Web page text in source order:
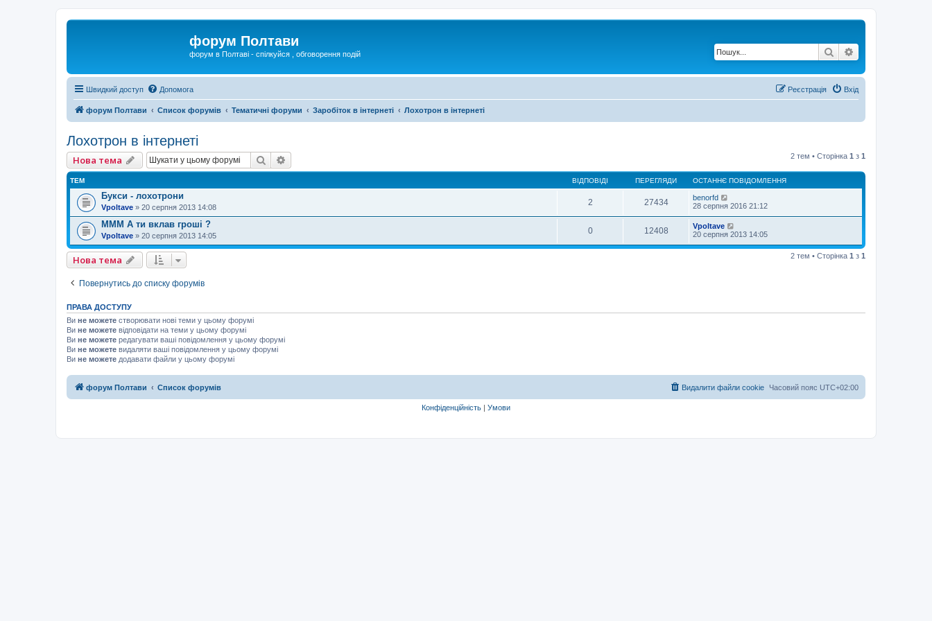
форум Полтави
форум в Полтаві - спілкуйся , обговорення подій Пошук
Швидкий доступ Допомога Вхід
Реєстрація
форум Полтави Список форумів Тематичні форуми Заробіток в інтернеті Лохотрон в інтернеті
Лохотрон в інтернеті
Нова тема Пошук 2 тем • Сторінка 1 з 1
ТЕМ ВІДПОВІДІ ПЕРЕГЛЯДИ ОСТАННЄ ПОВІДОМЛЕННЯ
Букси - лохотрони
Vpoltave » 20 серпня 2013 14:08
2 27434
benorfd
28 серпня 2016 21:12
МММ А ти вклав гроші ?
Vpoltave » 20 серпня 2013 14:05
0 12408
Vpoltave
20 серпня 2013 14:05
Нова тема 2 тем • Сторінка 1 з 1
Повернутись до списку форумів
ПРАВА ДОСТУПУ
Ви не можете створювати нові теми у цьому форумі
Ви не можете відповідати на теми у цьому форумі
Ви не можете редагувати ваші повідомлення у цьому форумі
Ви не можете видаляти ваші повідомлення у цьому форумі
Ви не можете додавати файли у цьому форумі
форум Полтави Список форумів Часовий пояс UTC+02:00
Видалити файли cookie
Конфіденційність | Умови